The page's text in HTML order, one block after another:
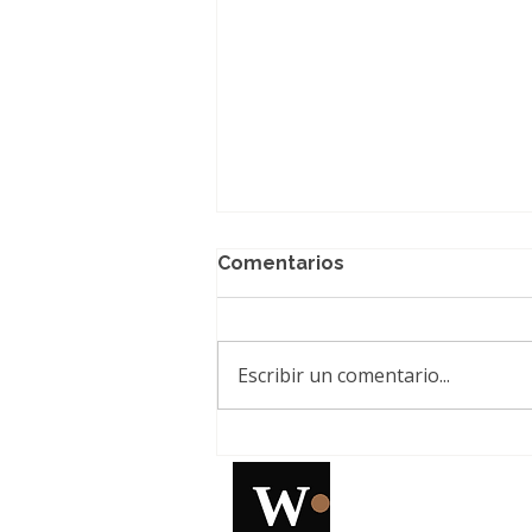
las manchas: Natura
presenta una nueva
Esencia Multiaclaradora
Comentarios
Escribir un comentario...